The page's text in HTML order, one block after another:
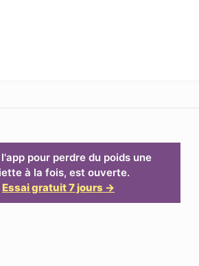
pour perdre du poids une
à la fois, est ouverte.
Essai gratuit 7 jours →